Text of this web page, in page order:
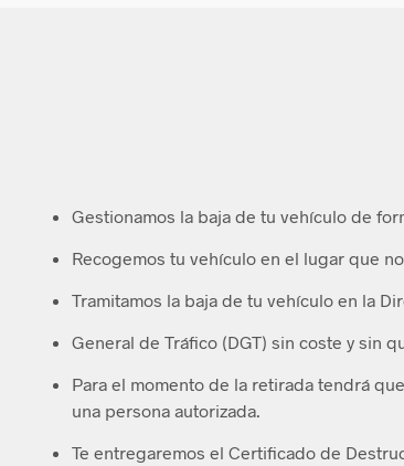
Gestionamos la baja de tu vehículo de
Recogemos tu vehículo en el lugar que
Tramitamos la baja de tu vehículo en la
General de Tráfico (DGT) sin coste y sin
Para el momento de la retirada tendrá
una persona autorizada.
Te entregaremos el Certificado de